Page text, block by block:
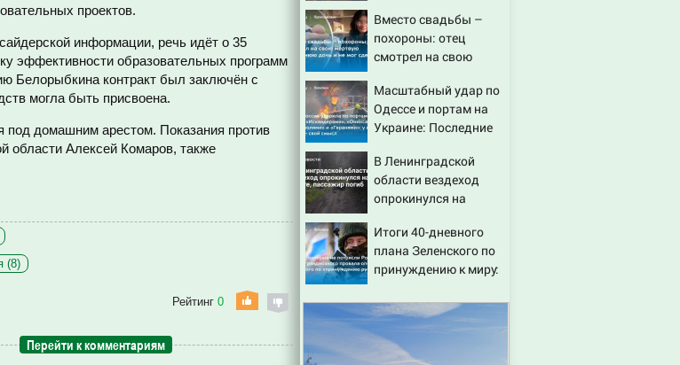
проектов.
информации, речь идёт о 35
эффективности образовательных программ
Белорыбкина контракт был заключён с
могла быть присвоена.
под домашним арестом. Показания против
области Алексей Комаров, также
(8)
Рейтинг 0
Перейти к комментариям
попаданий по
объектам ВСУ
Вместо свадьбы –
похороны: отец
смотрел на свою
дочь и не мог
сдержать слезы
Масштабный удар по
Одессе и портам на
Украине: Последние
об ударах России 9
августа 2026 года
В Ленинградской
области вездеход
опрокинулся на
погиб
Итоги 40-дневного
плана Зеленского по
принуждению к миру:
полный разбор
провала операции
Украины от военкора